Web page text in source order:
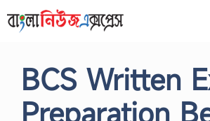
to
BCS Written
Preparation